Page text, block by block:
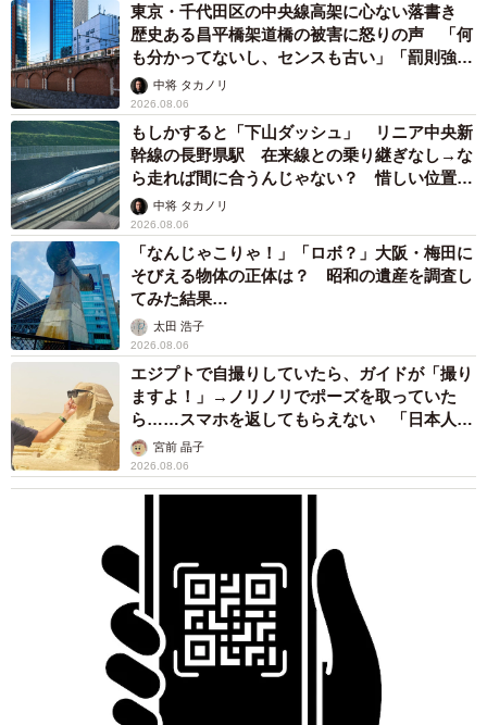
東京・千代田区の中央線高架に心ない落書き
歴史ある昌平橋架道橋の被害に怒りの声 「何
も分かってないし、センスも古い」「罰則強化
して」中将 タカノリ
2026.08.06
もしかすると「下山ダッシュ」 リニア中央新
幹線の長野県駅 在来線との乗り継ぎなし→な
ら走れば間に合うんじゃない？ 惜しい位置関
係が反響
中将 タカノリ
2026.08.06
「なんじゃこりゃ！」「ロボ？」大阪・梅田に
そびえる物体の正体は？ 昭和の遺産を調査し
てみた結果…
太田 浩子
2026.08.06
エジプトで自撮りしていたら、ガイドが「撮り
ますよ！」→ノリノリでポーズを取っていた
ら……スマホを返してもらえない 「日本人は
カモ代表かも」「私は6時間で3万円払った」
宮前 晶子
2026.08.06